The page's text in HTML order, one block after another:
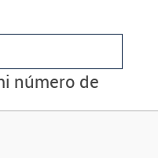
número de